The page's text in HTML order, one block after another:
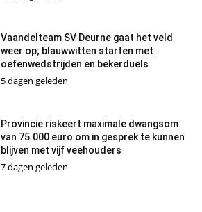
Vaandelteam SV Deurne gaat het veld
weer op; blauwwitten starten met
oefenwedstrijden en bekerduels
5 dagen geleden
Provincie riskeert maximale dwangsom
van 75.000 euro om in gesprek te kunnen
blijven met vijf veehouders
7 dagen geleden